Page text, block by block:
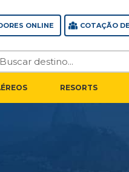
COTAÇÃO
ONLINE
RESORTS